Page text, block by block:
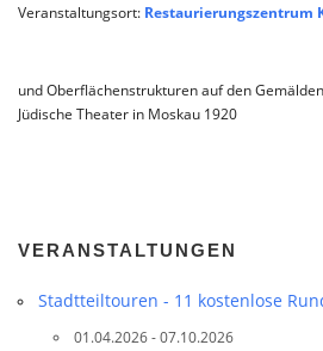
Veranstaltungsort: Restaurierungszentrum
und Oberflächenstrukturen auf den
Jüdische Theater in Moskau 1920
VERANSTALTUNGEN
Stadtteil­touren - 11 kostenlose
01.04.2026 - 07.10.2026